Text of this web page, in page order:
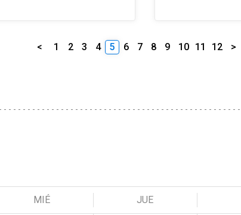
< 1 2 3 4 5 6 7 8 9 10 11 12 >
MIÉ JUE